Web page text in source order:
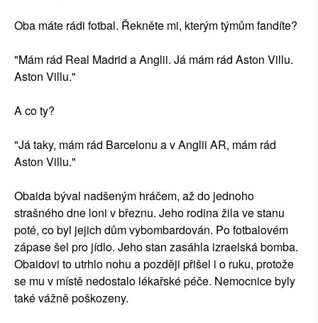
Oba máte rádi fotbal. Řekněte mi, kterým týmům fandíte?
"Mám rád Real Madrid a Anglii. Já mám rád Aston Villu.
Aston Villu."
A co ty?
"Já taky, mám rád Barcelonu a v Anglii AR, mám rád
Aston Villu."
Obaida býval nadšeným hráčem, až do jednoho
strašného dne loni v březnu. Jeho rodina žila ve stanu
poté, co byl jejich dům vybombardován. Po fotbalovém
zápase šel pro jídlo. Jeho stan zasáhla izraelská bomba.
Obaidovi to utrhlo nohu a později přišel i o ruku, protože
se mu v místě nedostalo lékařské péče. Nemocnice byly
také vážně poškozeny.